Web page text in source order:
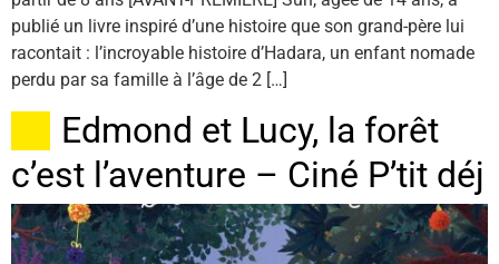
publié un livre inspiré d’une histoire que son grand-père lui
racontait : l’incroyable histoire d’Hadara, un enfant nomade
perdu par sa famille à l’âge de 2 […]
Edmond et Lucy, la forêt
c’est l’aventure – Ciné P’tit déj